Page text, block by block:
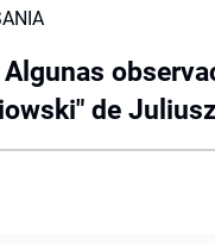
Algunas
de